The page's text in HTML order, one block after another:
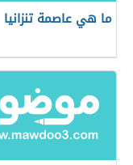
ما هي عاصمة تنزانيا